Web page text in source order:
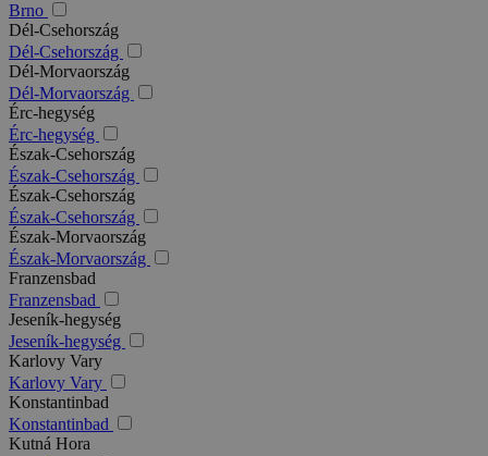
Brno
Dél-Csehország
Dél-Csehország
Dél-Morvaország
Dél-Morvaország
Érc-hegység
Érc-hegység
Észak-Csehország
Észak-Csehország
Észak-Csehország
Észak-Csehország
Észak-Morvaország
Észak-Morvaország
Franzensbad
Franzensbad
Jeseník-hegység
Jeseník-hegység
Karlovy Vary
Karlovy Vary
Konstantinbad
Konstantinbad
Kutná Hora